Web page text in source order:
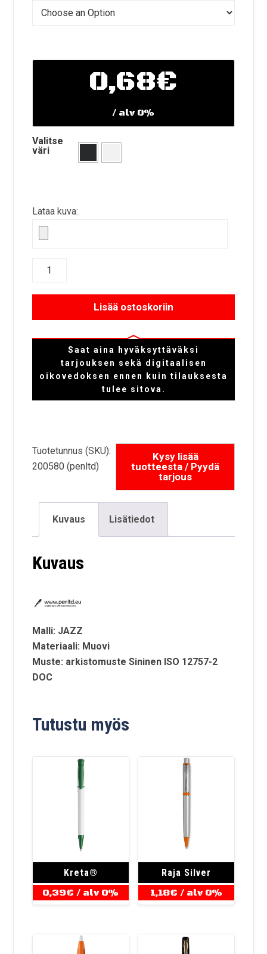
0,68€
/ alv 0%
Valitse
väri
Lataa kuva:
Lisää ostoskoriin
Saat aina hyväksyttäväksi
tarjouksen sekä digitaalisen
oikovedoksen ennen kuin tilauksesta
tulee sitova.
Tuotetunnus (SKU):
200580 (penltd)
Kuvaus Lisätiedot
Kuvaus
Malli: JAZZ
Materiaali: Muovi
Muste: arkistomuste Sininen ISO 12757-2
DOC
Tutustu myös
Kreta®
0,39€ / alv 0%
Raja Silver
1,18€ / alv 0%